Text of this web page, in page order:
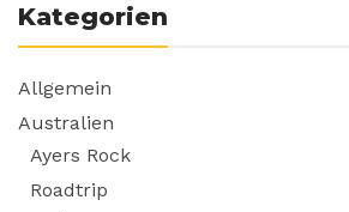
Kategorien
Allgemein
Australien
Ayers Rock
Roadtrip